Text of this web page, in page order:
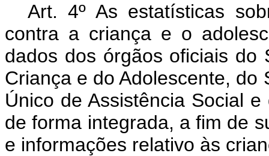
Art. 4º As estatísticas
contra a criança e o
dados dos órgãos oficiais do
Criança e do Adolescente, do
Único de Assistência Social
de forma integrada, a fim de
e informações relativo às